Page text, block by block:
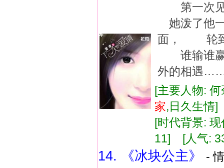
第一次
她泼了他
面， 轮到
谁输谁赢
外的相遇
[主要人物:
家,日久生
[时代背景:
11] [人气:
14. 《冰块公主》
-